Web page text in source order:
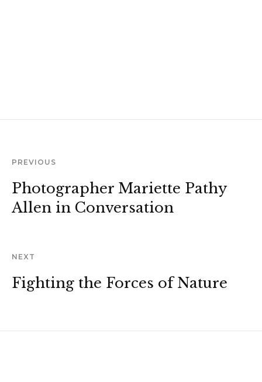
PREVIOUS
Photographer Mariette Pathy
Allen in Conversation
NEXT
Fighting the Forces of Nature